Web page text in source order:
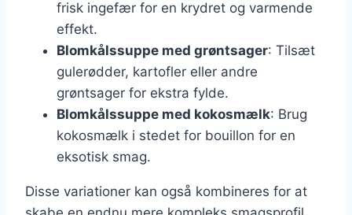
frisk ingefær for en krydret og varmende
effekt.
Blomkålssuppe med grøntsager: Tilsæt
gulerødder, kartofler eller andre
grøntsager for ekstra fylde.
Blomkålssuppe med kokosmælk: Brug
kokosmælk i stedet for bouillon for en
eksotisk smag.
Disse variationer kan også kombineres for at